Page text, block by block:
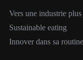
Vers une industrie
Sustainable eating
Innover dans sa routine